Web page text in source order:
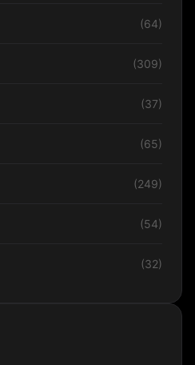
(64)
(309)
(37)
(65)
(249)
(54)
(32)